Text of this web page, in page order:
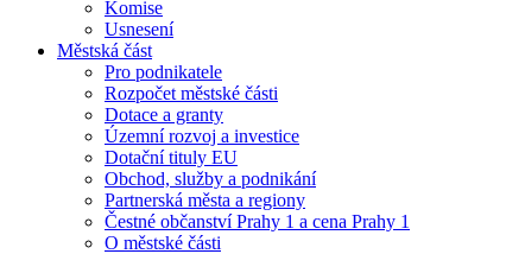
Komise
Usnesení
Městská část
Pro podnikatele
Rozpočet městské části
Dotace a granty
Územní rozvoj a investice
Dotační tituly EU
Obchod, služby a podnikání
Partnerská města a regiony
Čestné občanství Prahy 1 a cena Prahy 1
O městské části